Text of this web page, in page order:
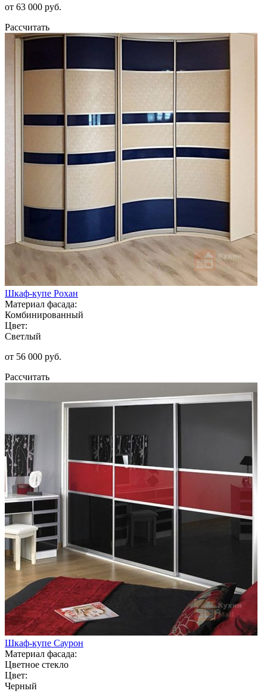
от 63 000 руб.
Рассчитать
Шкаф-купе Рохан
Материал фасада:
Комбинированный
Цвет:
Светлый
от 56 000 руб.
Рассчитать
Шкаф-купе Саурон
Материал фасада:
Цветное стекло
Цвет:
Черный